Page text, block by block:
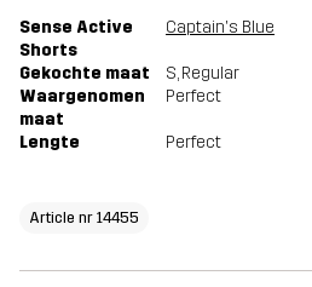
Sense Active
Shorts
Captain's Blue
Gekochte maat S, Regular
Waargenomen
maat
Perfect
Lengte Perfect
Article nr 14455